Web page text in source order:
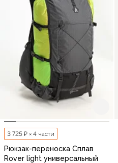
3 725 ₽ × 4 части
Рюкзак-переноска Сплав
Rover light универсальный